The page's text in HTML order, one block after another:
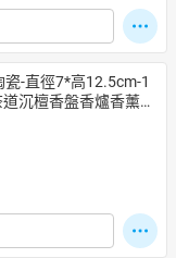
瓷-直徑7*高12.5cm-1
沉檀香盤香爐香薰爐